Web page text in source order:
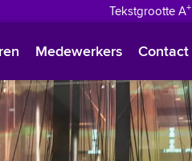
Tekstgrootte A+
Polski
Türkçe
Arabisch
Medewerkers Contact